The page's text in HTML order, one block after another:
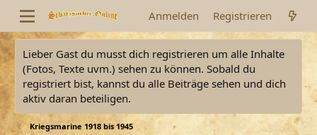
Anmelden Registrieren
Lieber Gast du musst dich registrieren um alle Inhalte
(Fotos, Texte uvm.) sehen zu können. Sobald du
registriert bist, kannst du alle Beiträge sehen und dich
aktiv daran beteiligen.
Kriegsmarine 1918 bis 1945